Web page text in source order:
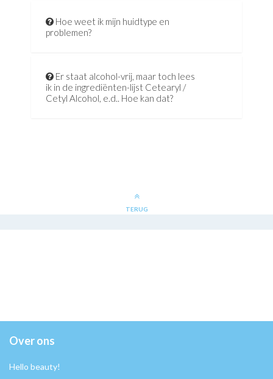
Hoe weet ik mijn huidtype en
problemen?
Er staat alcohol-vrij, maar toch lees
ik in de ingrediënten-lijst Cetearyl /
Cetyl Alcohol, e.d.. Hoe kan dat?
TERUG
Over ons
Hello beauty!